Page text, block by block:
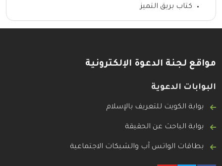
كتاب بريق التميز
مواقع لجنة الدعوة الإلكترونية
البوابات الدعوية
بوابة الكويت للتعريف بالإسلام
بوابة الباحث عن الحقيقة
بطاقات الواتس آب والشبكات الاجتماعية